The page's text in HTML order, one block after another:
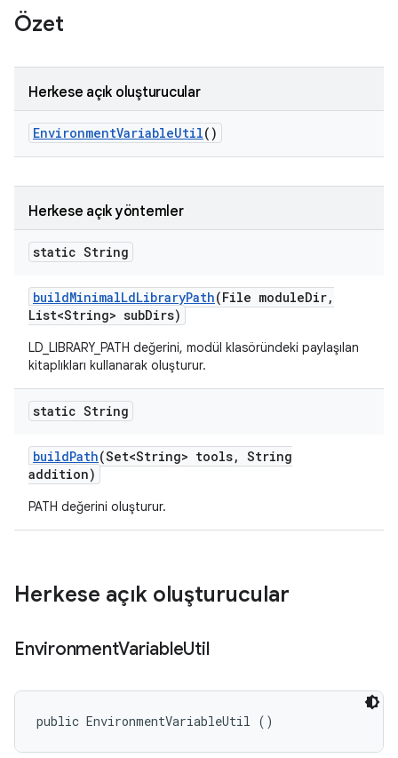
Özet
Herkese açık oluşturucular
EnvironmentVariableUtil()
Herkese açık yöntemler
static String
buildMinimalLdLibraryPath(File moduleDir,
List<String> subDirs)
LD_LIBRARY_PATH değerini, modül klasöründeki paylaşılan
kitaplıkları kullanarak oluşturur.
static String
buildPath(Set<String> tools, String
addition)
PATH değerini oluşturur.
Herkese açık oluşturucular
EnvironmentVariableUtil
public EnvironmentVariableUtil ()